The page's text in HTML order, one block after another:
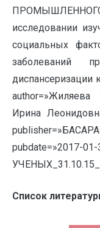
исследовании
социальных
заболеваний
диспансеризации
author=»Жиляева
Ирина
pubdate=»2017-
Список